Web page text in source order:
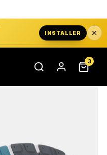
INSTALLER
3